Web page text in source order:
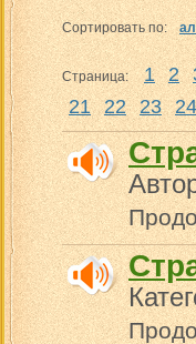
Сортировать по:
Страница: 1 2
21
22 23 24